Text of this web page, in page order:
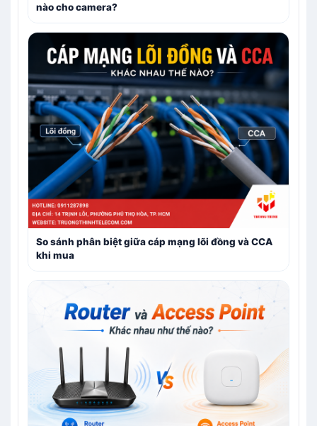
nào cho camera?
So sánh phân biệt giữa cáp mạng lõi đồng và CCA
khi mua